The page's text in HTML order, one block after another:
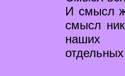
И смысл
смысл
наших